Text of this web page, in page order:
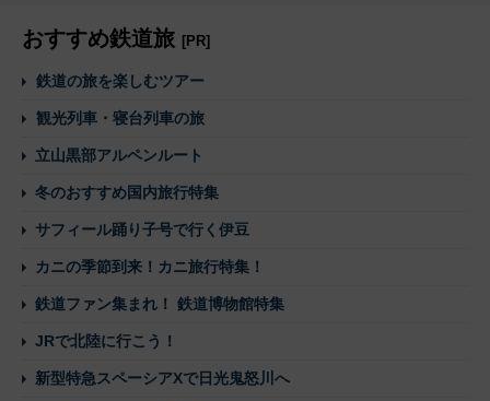
おすすめ鉄道旅 [PR]
鉄道の旅を楽しむツアー
観光列車・寝台列車の旅
立山黒部アルペンルート
冬のおすすめ国内旅行特集
サフィール踊り子号で行く伊豆
カニの季節到来！カニ旅行特集！
鉄道ファン集まれ！ 鉄道博物館特集
JRで北陸に行こう！
新型特急スペーシアXで日光鬼怒川へ